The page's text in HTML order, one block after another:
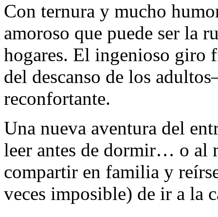
Con ternura y mucho
amoroso que puede ser la
hogares. El ingenioso
del descanso de los
reconfortante.
Una nueva aventura del
leer antes de dormir… o al
compartir en familia y
veces imposible) de ir a la